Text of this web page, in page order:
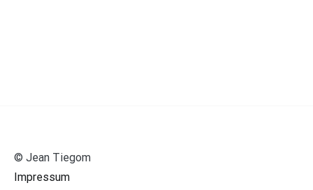
© Jean Tiegom
Impressum